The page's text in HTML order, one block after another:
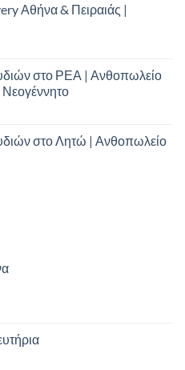
Αθήνα & Πειραιάς |
στο ΡΕΑ | Ανθοπωλείο
στο Λητώ | Ανθοπωλείο